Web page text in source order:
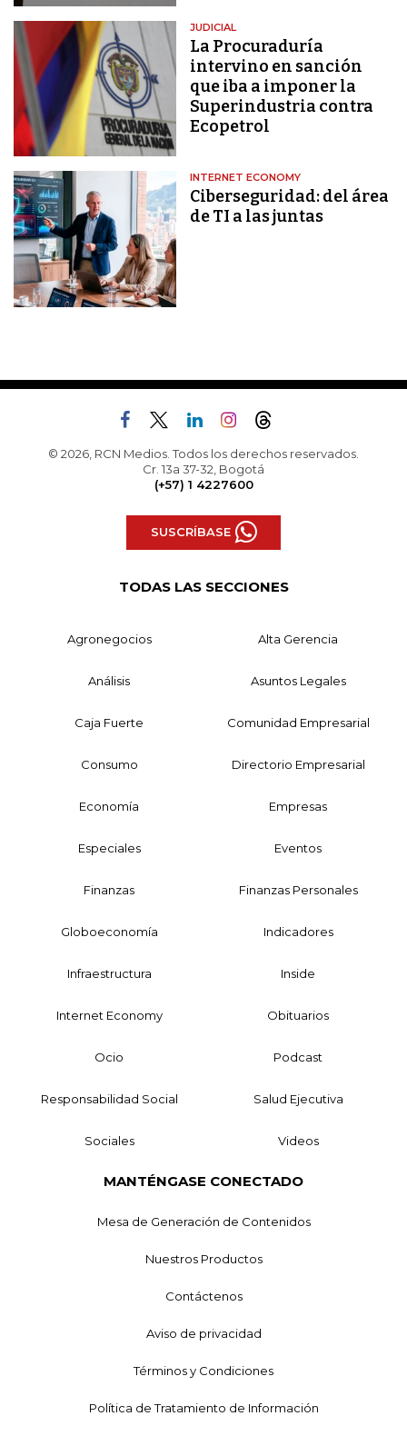
JUDICIAL
La Procuraduría
intervino en sanción
que iba a imponer la
Superindustria contra
Ecopetrol
INTERNET ECONOMY
Ciberseguridad: del área
de TI a las juntas
© 2026, RCN Medios. Todos los derechos reservados.
Cr. 13a 37-32, Bogotá
(+57) 1 4227600
SUSCRÍBASE
TODAS LAS SECCIONES
Agronegocios Alta Gerencia
Análisis Asuntos Legales
Caja Fuerte Comunidad Empresarial
Consumo Directorio Empresarial
Economía Empresas
Especiales Eventos
Finanzas Finanzas Personales
Globoeconomía Indicadores
Infraestructura Inside
Internet Economy Obituarios
Ocio Podcast
Responsabilidad Social Salud Ejecutiva
Sociales Videos
MANTÉNGASE CONECTADO
Mesa de Generación de Contenidos
Nuestros Productos
Contáctenos
Aviso de privacidad
Términos y Condiciones
Política de Tratamiento de Información